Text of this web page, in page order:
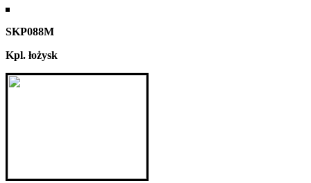
SKP088M
Kpl. łożysk